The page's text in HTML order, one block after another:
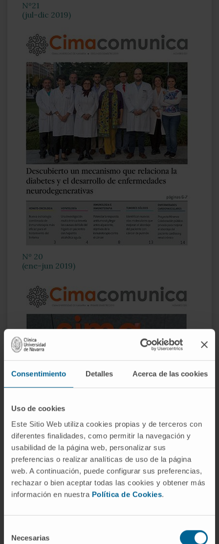
Consentimiento Detalles Acerca de las cookies
Uso de cookies
Este Sitio Web utiliza cookies propias y de terceros con
diferentes finalidades, como permitir la navegación y
usabilidad de la página web, personalizar sus
preferencias o realizar analíticas de uso de la página
web. A continuación, puede configurar sus preferencias,
rechazar o bien aceptar todas las cookies y obtener más
información en nuestra Política de Cookies.
Necesarias
Nº21
(jul-dic 2019)
Nº 20
(ene-jun 2019)
(jul-dic 2018)